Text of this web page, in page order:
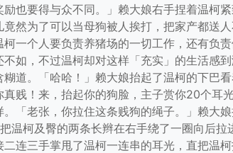
也要得与众不同。」赖大娘右手捏着温柯
然为了可以当母狗被人挨打，把家产都送
一个人要负责养猪场的一切工作，还有负
不如，不过温柯却对这样「充实」的生活
道。「哈哈！」赖大娘抬起了温柯的下巴
真贱！来，抬起你的狗脸，主子赏你20个耳
「老张，你拉住这条贱狗的绳子。」赖大
温柯及臀的两条长辫在右手绕了一圈向后
连三手掌甩了温柯一连串的耳光，直把温